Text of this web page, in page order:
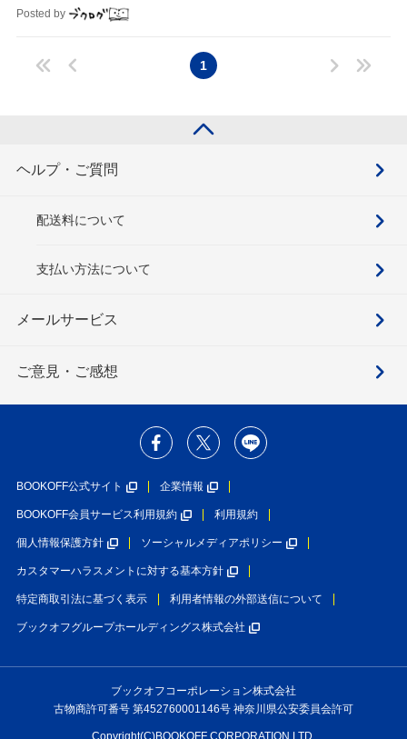
だが……。
Posted by
1
ヘルプ・ご質問
配送料について
支払い方法について
メールサービス
ご意見・ご感想
BOOKOFF公式サイト 企業情報
BOOKOFF会員サービス利用規約 利用規約
個人情報保護方針 ソーシャルメディアポリシー
カスタマーハラスメントに対する基本方針
特定商取引法に基づく表示 利用者情報の外部送信について
ブックオフグループホールディングス株式会社
ブックオフコーポレーション株式会社
古物商許可番号 第452760001146号 神奈川県公安委員会許可
Copyright(C)BOOKOFF CORPORATION LTD.